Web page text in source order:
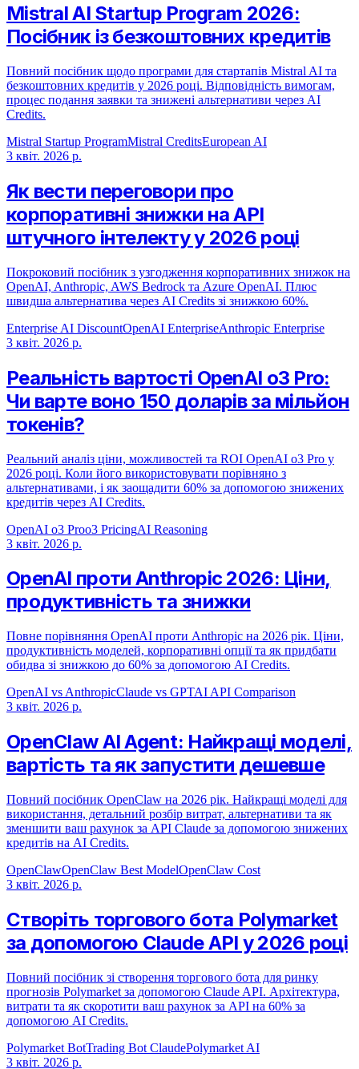
Mistral AI Startup Program 2026:
Посібник із безкоштовних кредитів
Повний посібник щодо програми для стартапів Mistral AI та
безкоштовних кредитів у 2026 році. Відповідність вимогам,
процес подання заявки та знижені альтернативи через AI
Credits.
Mistral Startup ProgramMistral CreditsEuropean AI
3 квіт. 2026 р.
Як вести переговори про
корпоративні знижки на API
штучного інтелекту у 2026 році
Покроковий посібник з узгодження корпоративних знижок на
OpenAI, Anthropic, AWS Bedrock та Azure OpenAI. Плюс
швидша альтернатива через AI Credits зі знижкою 60%.
Enterprise AI DiscountOpenAI EnterpriseAnthropic Enterprise
3 квіт. 2026 р.
Реальність вартості OpenAI o3 Pro:
Чи варте воно 150 доларів за мільйон
токенів?
Реальний аналіз ціни, можливостей та ROI OpenAI o3 Pro у
2026 році. Коли його використовувати порівняно з
альтернативами, і як заощадити 60% за допомогою знижених
кредитів через AI Credits.
OpenAI o3 Proo3 PricingAI Reasoning
3 квіт. 2026 р.
OpenAI проти Anthropic 2026: Ціни,
продуктивність та знижки
Повне порівняння OpenAI проти Anthropic на 2026 рік. Ціни,
продуктивність моделей, корпоративні опції та як придбати
обидва зі знижкою до 60% за допомогою AI Credits.
OpenAI vs AnthropicClaude vs GPTAI API Comparison
3 квіт. 2026 р.
OpenClaw AI Agent: Найкращі моделі,
вартість та як запустити дешевше
Повний посібник OpenClaw на 2026 рік. Найкращі моделі для
використання, детальний розбір витрат, альтернативи та як
зменшити ваш рахунок за API Claude за допомогою знижених
кредитів на AI Credits.
OpenClawOpenClaw Best ModelOpenClaw Cost
3 квіт. 2026 р.
Створіть торгового бота Polymarket
за допомогою Claude API у 2026 році
Повний посібник зі створення торгового бота для ринку
прогнозів Polymarket за допомогою Claude API. Архітектура,
витрати та як скоротити ваш рахунок за API на 60% за
допомогою AI Credits.
Polymarket BotTrading Bot ClaudePolymarket AI
3 квіт. 2026 р.